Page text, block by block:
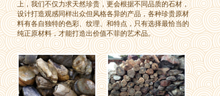
上，我们不仅力求天然珍贵，更会根据不同品质的石材，
设计打造观感同样出众但风格各异的产品，各种珍贵原材
料有各自独特的色彩、纹理、和特点，只有选择最恰当的
纯正原材料，才能打造出价值不菲的艺术品。